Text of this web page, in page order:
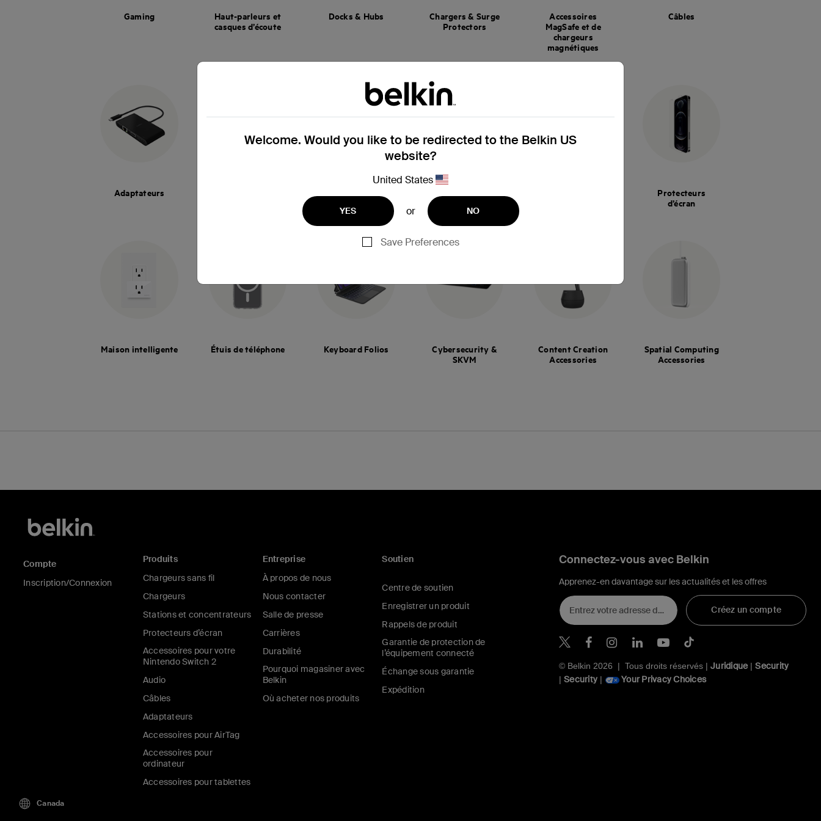
Gaming
Haut-parleurs et
casques d’écoute
Docks & Hubs
Chargers & Surge
Protectors
Accessoires
MagSafe et de
chargeurs
magnétiques
Câbles
Adaptateurs
Protecteurs
d’écran
Maison intelligente Étuis de téléphone Keyboard Folios
Cybersecurity &
SKVM
Content Creation
Accessories
Spatial Computing
Accessories
Welcome. Would you like to be redirected to the Belkin US
website?
United States
YES or NO
Save Preferences
Compte
Inscription/Connexion
Produits
Chargeurs sans fil
Chargeurs
Stations et concentrateurs
Protecteurs d’écran
Accessoires pour votre
Nintendo Switch 2
Audio
Câbles
Adaptateurs
Accessoires pour AirTag
Accessoires pour
ordinateur
Accessoires pour tablettes
Entreprise
À propos de nous
Nous contacter
Salle de presse
Carrières
Durabilité
Pourquoi magasiner avec
Belkin
Où acheter nos produits
Soutien
Centre de soutien
Enregistrer un produit
Rappels de produit
Garantie de protection de
l’équipement connecté
Échange sous garantie
Expédition
Connectez-vous avec Belkin
Apprenez-en davantage sur les actualités et les offres
Créez un compte
Belkin Twitter
Belkin Facebook
Belkin Instagram
Belkin LinkedIn
Belkin Youtube
Belkin TikTok
© Belkin 2026 | Tous droits réservés |Juridique|Security
|Security | Your Privacy Choices
Canada